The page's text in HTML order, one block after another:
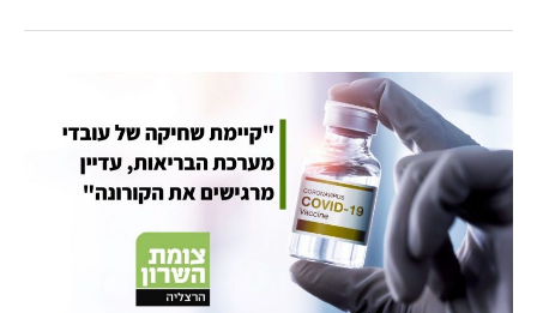
ד”ר
אלעד
לאור
בראיון
לאתר
צומת
השרון
הרצליה